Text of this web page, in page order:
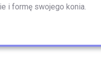
i formę swojego konia.